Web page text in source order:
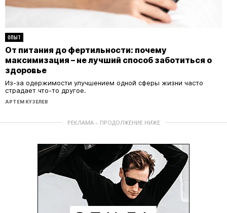
ОПЫТ
От питания до фертильности: почему
максимизация – не лучший способ заботиться о
здоровье
АРТЕМ КУЗЕЛЕВ
Из-за одержимости улучшением одной сферы жизни часто
страдает что-то другое.
РЕКЛАМА – ПРОДОЛЖЕНИЕ НИЖЕ